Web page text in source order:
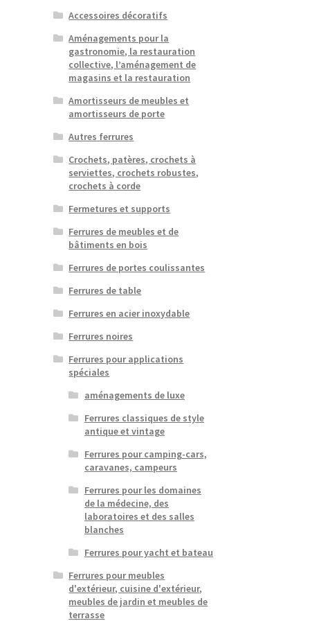
Accessoires décoratifs
Aménagements pour la
gastronomie, la restauration
collective, l’aménagement de
magasins et la restauration
Amortisseurs de meubles et
amortisseurs de porte
Autres ferrures
Crochets, patères, crochets à
serviettes, crochets robustes,
crochets à corde
Fermetures et supports
Ferrures de meubles et de
bâtiments en bois
Ferrures de portes coulissantes
Ferrures de table
Ferrures en acier inoxydable
Ferrures noires
Ferrures pour applications
spéciales
aménagements de luxe
Ferrures classiques de style
antique et vintage
Ferrures pour camping-cars,
caravanes, campeurs
Ferrures pour les domaines
de la médecine, des
laboratoires et des salles
blanches
Ferrures pour yacht et bateau
Ferrures pour meubles
d'extérieur, cuisine d'extérieur,
meubles de jardin et meubles de
terrasse